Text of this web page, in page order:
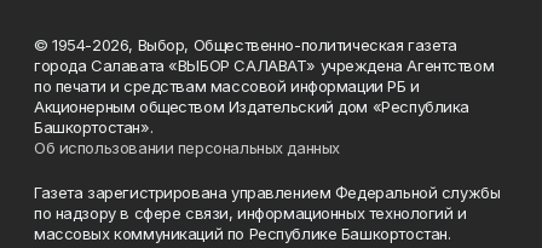
© 1954-2026, Выбор, Общественно-политическая газета
города Салавата «ВЫБОР САЛАВАТ» учреждена Агентством
по печати и средствам массовой информации РБ и
Акционерным обществом Издательский дом «Республика
Башкортостан».
Об использовании персональных данных
Газета зарегистрирована управлением Федеральной службы
по надзору в сфере связи, информационных технологий и
массовых коммуникаций по Республике Башкортостан.